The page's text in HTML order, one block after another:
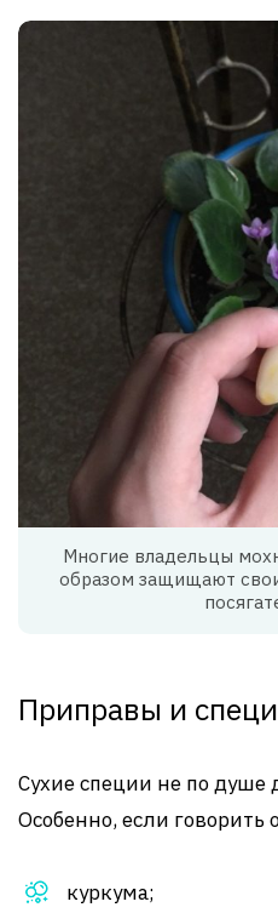
Многие владельцы
образом защищают
Приправы и
Сухие специи не по
Особенно, если говорить
куркума;